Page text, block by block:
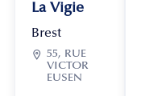
La Vigie
Brest
 55, RUE
VICTOR
EUSEN